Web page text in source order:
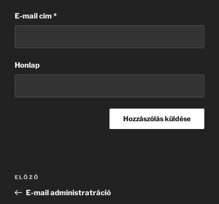
E-mail cím*
Honlap
Bejegyzés
Korábbi
bejegyzés
ELŐZŐ
E-mail administratráció